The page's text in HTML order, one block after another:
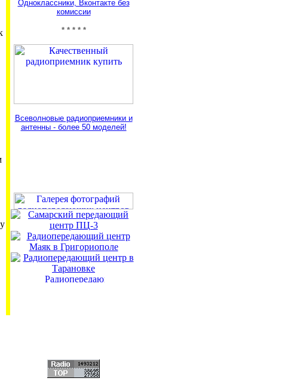
Одноклассники, Вконтакте без
комиссии
* * * * *
Всеволновые радиоприемники и
антенны - более 50 моделей!